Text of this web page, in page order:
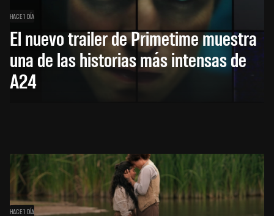
HACE 1 DÍA
El nuevo trailer de Primetime muestra
una de las historias más intensas de
A24
HACE 1 DÍA